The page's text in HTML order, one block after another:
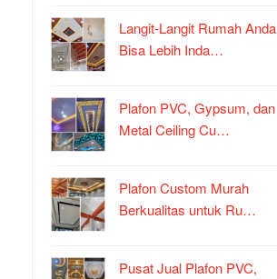
Langit-Langit Rumah Anda
Bisa Lebih Inda…
Plafon PVC, Gypsum, dan
Metal Ceiling Cu…
Plafon Custom Murah
Berkualitas untuk Ru…
Pusat Jual Plafon PVC,